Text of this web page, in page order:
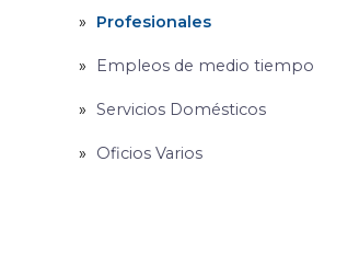
Profesionales
Empleos de medio tiempo
Servicios Domésticos
Oficios Varios